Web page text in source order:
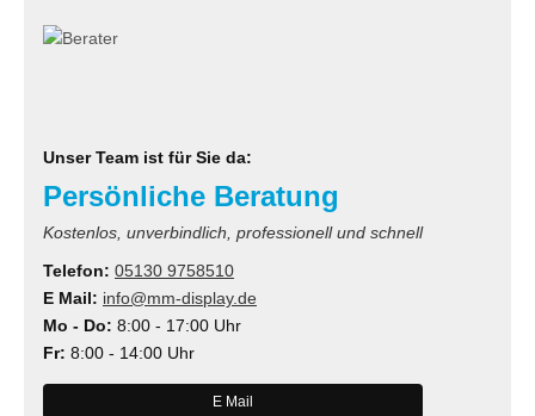
Unser Team ist für Sie da:
Persönliche Beratung
Kostenlos, unverbindlich, professionell und schnell
Telefon: 05130 9758510
E Mail: info@mm-display.de
Mo - Do: 8:00 - 17:00 Uhr
Fr: 8:00 - 14:00 Uhr
E Mail